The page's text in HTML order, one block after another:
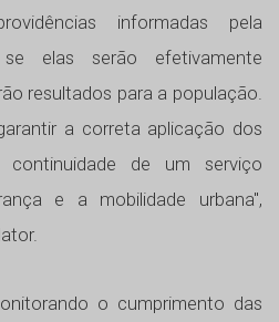
informadas pela
se elas serão efetivamente
resultados para a população.
a correta aplicação dos
de um serviço
e a mobilidade urbana",
o cumprimento das